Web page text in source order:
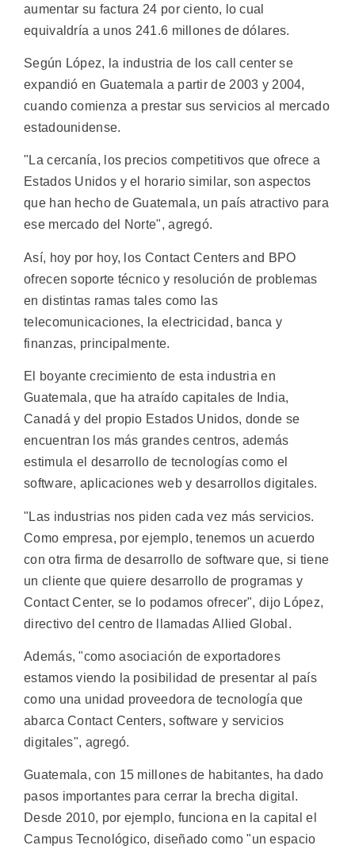
aumentar su factura 24 por ciento, lo cual
equivaldría a unos 241.6 millones de dólares.
Según López, la industria de los call center se
expandió en Guatemala a partir de 2003 y 2004,
cuando comienza a prestar sus servicios al mercado
estadounidense.
"La cercanía, los precios competitivos que ofrece a
Estados Unidos y el horario similar, son aspectos
que han hecho de Guatemala, un país atractivo para
ese mercado del Norte", agregó.
Así, hoy por hoy, los Contact Centers and BPO
ofrecen soporte técnico y resolución de problemas
en distintas ramas tales como las
telecomunicaciones, la electricidad, banca y
finanzas, principalmente.
El boyante crecimiento de esta industria en
Guatemala, que ha atraído capitales de India,
Canadá y del propio Estados Unidos, donde se
encuentran los más grandes centros, además
estimula el desarrollo de tecnologías como el
software, aplicaciones web y desarrollos digitales.
"Las industrias nos piden cada vez más servicios.
Como empresa, por ejemplo, tenemos un acuerdo
con otra firma de desarrollo de software que, si tiene
un cliente que quiere desarrollo de programas y
Contact Center, se lo podamos ofrecer", dijo López,
directivo del centro de llamadas Allied Global.
Además, "como asociación de exportadores
estamos viendo la posibilidad de presentar al país
como una unidad proveedora de tecnología que
abarca Contact Centers, software y servicios
digitales", agregó.
Guatemala, con 15 millones de habitantes, ha dado
pasos importantes para cerrar la brecha digital.
Desde 2010, por ejemplo, funciona en la capital el
Campus Tecnológico, diseñado como "un espacio